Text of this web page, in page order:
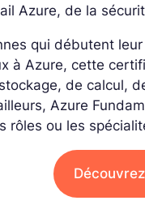
Azure, de la
qui débutent
à Azure, cette
de calcul,
Azure
rôles ou les